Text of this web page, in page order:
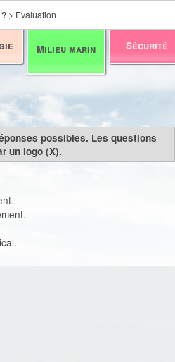
Milieu marin Sécurité
> Evaluation
possibles. Les questions
un logo (X).